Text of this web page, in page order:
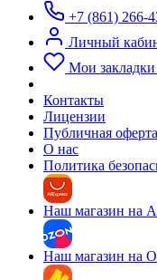
+7 (861) 266-
Личный
Мои
Контакты
Лицензии
Публичная оферта
О нас
Политика
Наш магазин на
Наш магазин на